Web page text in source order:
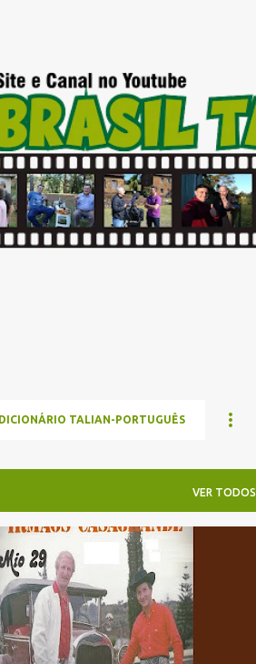
DICIONÁRIO TALIAN-PORTUGUÊS
VER TODOS
(ADMINISTRADOR) MÚSICA
TALIAN